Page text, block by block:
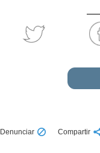
Denunciar Compartir